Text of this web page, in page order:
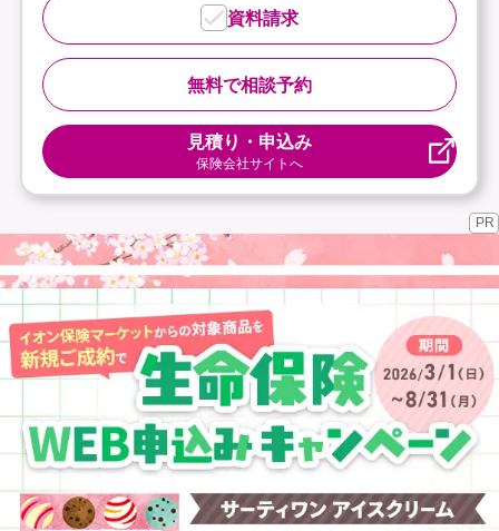
無料で相談予約
資料請求
見積り・申込み
保険会社サイトへ
PR